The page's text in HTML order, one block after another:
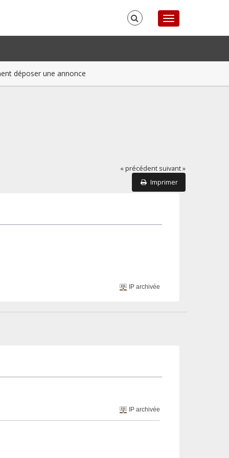
déposer une annonce
« précédent suivant »
Imprimer
IP archivée
IP archivée